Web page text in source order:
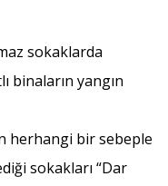
sokaklarda
binaların yangın
herhangi bir sebeple
sokakları “Dar